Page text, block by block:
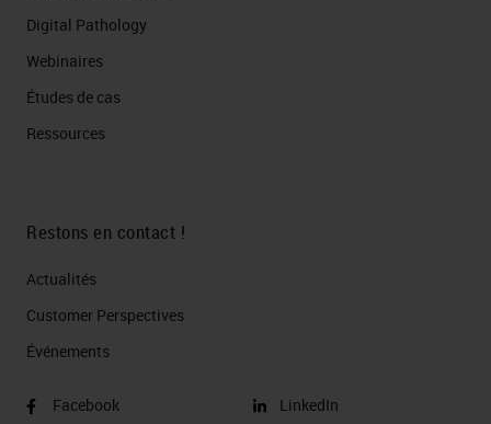
Digital Pathology
Webinaires
Études de cas
Ressources
Restons en contact !
Actualités
Customer Perspectives​
Événements
Facebook
LinkedIn